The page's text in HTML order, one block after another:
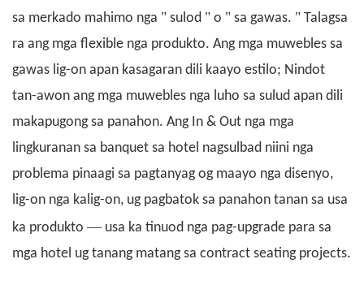
sa merkado mahimo nga " sulod " o " sa gawas. " Talagsa
ra ang mga flexible nga produkto. Ang mga muwebles sa
gawas lig-on apan kasagaran dili kaayo estilo; Nindot
tan-awon ang mga muwebles nga luho sa sulud apan dili
makapugong sa panahon. Ang In & Out nga mga
lingkuranan sa banquet sa hotel nagsulbad niini nga
problema pinaagi sa pagtanyag og maayo nga disenyo,
lig-on nga kalig-on, ug pagbatok sa panahon tanan sa usa
ka produkto — usa ka tinuod nga pag-upgrade para sa
mga hotel ug tanang matang sa contract seating projects.